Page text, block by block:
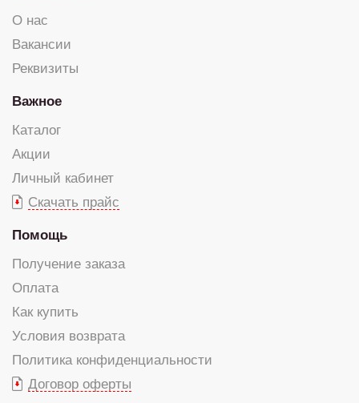
О нас
Вакансии
Реквизиты
Важное
Каталог
Акции
Личный кабинет
Скачать прайс
Помощь
Получение заказа
Оплата
Как купить
Условия возврата
Политика конфиденциальности
Договор оферты